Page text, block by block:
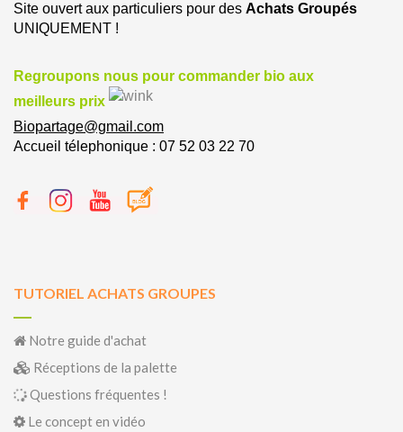
Site ouvert aux particuliers pour des Achats Groupés
UNIQUEMENT !
Regroupons nous pour commander bio aux
meilleurs prix
Biopartage@gmail.com
Accueil télephonique : 07 52 03 22 70
TUTORIEL ACHATS GROUPES
Notre guide d'achat
Réceptions de la palette
Questions fréquentes !
Le concept en vidéo